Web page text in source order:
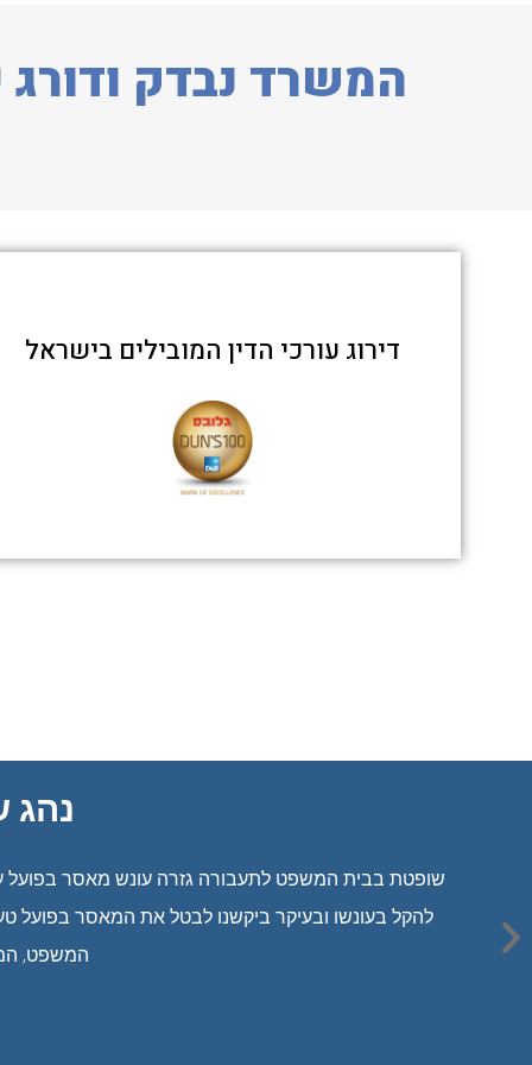
המשרד נבדק
דירוג עורכי הדין המובילים בישראל
נהג
שופטת בבית המשפט לתעבורה גזרה עונש מאסר בפועל
המשפט, המחוזי בהרכב של 3